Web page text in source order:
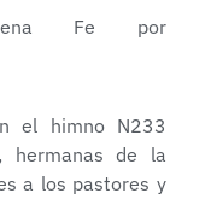
el himno N233
hermanas de la
a los pastores y